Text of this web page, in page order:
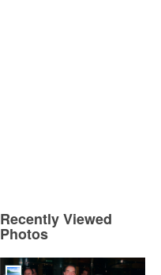
Recently Viewed
Photos